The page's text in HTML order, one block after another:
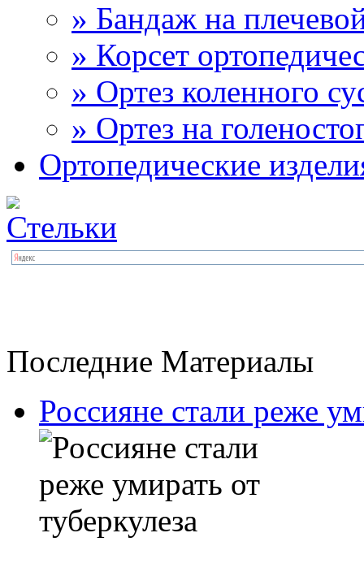
» Бандаж на
» Корсет
» Ортез коленного
» Ортез на
Ортопедические
Последние Материалы
Россияне стали реже